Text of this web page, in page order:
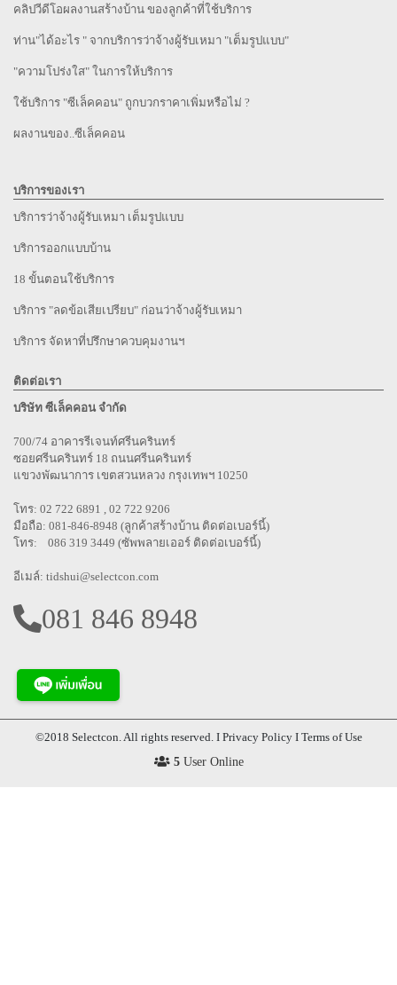
คลิปวีดีโอผลงานสร้างบ้าน ของลูกค้าที่ใช้บริการ
ท่าน"ได้อะไร " จากบริการว่าจ้างผู้รับเหมา "เต็มรูปแบบ"
"ความโปร่งใส" ในการให้บริการ
ใช้บริการ "ซีเล็คคอน" ถูกบวกราคาเพิ่มหรือไม่ ?
ผลงานของ..ซีเล็คคอน
บริการของเรา
บริการว่าจ้างผู้รับเหมา เต็มรูปแบบ
บริการออกแบบบ้าน
18 ขั้นตอนใช้บริการ
บริการ "ลดข้อเสียเปรียบ" ก่อนว่าจ้างผู้รับเหมา
บริการ จัดหาที่ปรึกษาควบคุมงานฯ
ติดต่อเรา
บริษัท ซีเล็คคอน จำกัด
700/74 อาคารรีเจนท์ศรีนครินทร์
ซอยศรีนครินทร์ 18 ถนนศรีนครินทร์
แขวงพัฒนาการ เขตสวนหลวง กรุงเทพฯ 10250
โทร: 02 722 6891 , 02 722 9206
มือถือ: 081-846-8948 (ลูกค้าสร้างบ้าน ติดต่อเบอร์นี้)
โทร: 086 319 3449 (ซัพพลายเออร์ ติดต่อเบอร์นี้)
อีเมล์: tidshui@selectcon.com
081 846 8948
©2018 Selectcon. All rights reserved. I Privacy Policy I Terms of Use
5User Online